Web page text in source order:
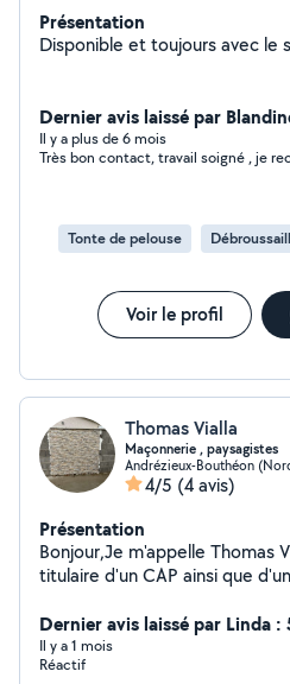
Présentation
Disponible et toujours avec le
Dernier avis laissé par
Il y a plus de 6 mois
Très bon contact, travail soigné , je
Tonte de pelouse
Voir le profil
Thomas Vialla
Maçonnerie , paysagistes
Andrézieux-Bouthéon
4/5 (4 avis)
Présentation
Bonjour,Je m'appelle Thomas
titulaire d'un CAP ainsi que
maçonnerie, d'aménagement
débarras de locaux, jardins ou chantiers.
et ponctuel, je m'engage à
Dernier avis laissé par Linda :
Il y a 1 mois
Réactif